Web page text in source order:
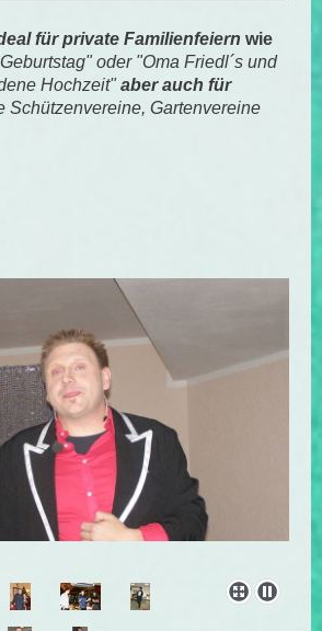
für private Familienfeiern wie
oder "Oma Friedl´s und
Hochzeit" aber auch für
Schützenvereine, Gartenvereine